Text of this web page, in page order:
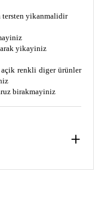
tersten yikanmalidir
yikayiniz
renkli diger ürünler
birakmayiniz